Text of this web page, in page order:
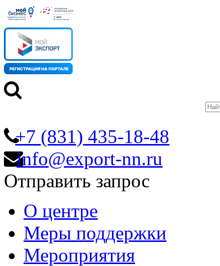
+7 (831) 435-18-48
info@export-nn.ru
Отправить запрос
О центре
Меры поддержки
Мероприятия